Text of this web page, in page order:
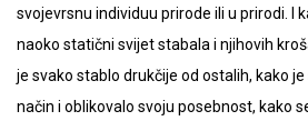
svojevrsnu individuu prirode ili u prirodi. I
naoko statični svijet stabala i njihovih
je svako stablo drukčije od ostalih, kako
način i oblikovalo svoju posebnost, kako